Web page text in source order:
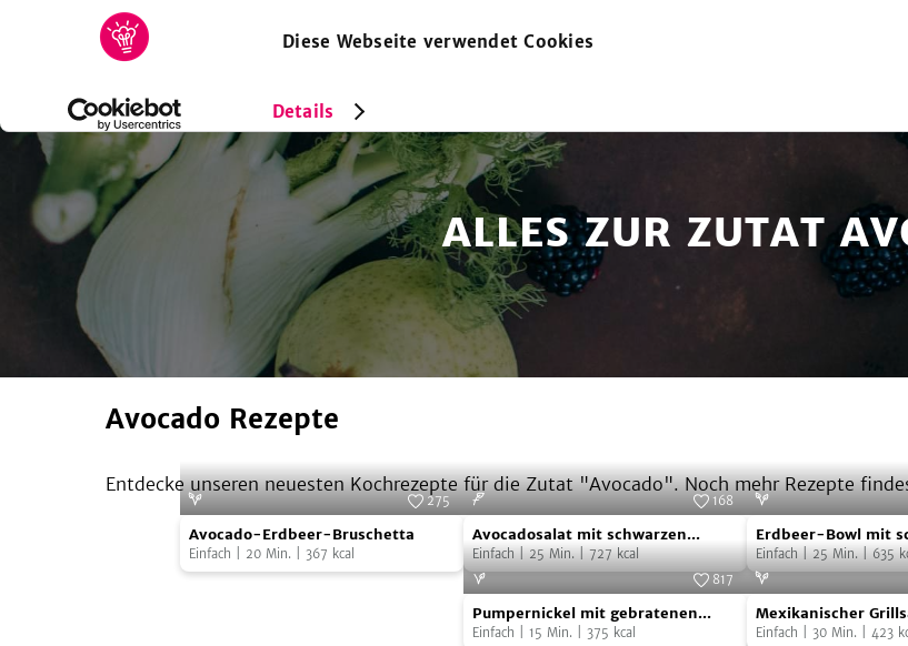
Diese Webseite verwendet Cookies
Details
REZEPTE SAMMLUNGEN MAGAZIN
ALLES ZUR ZUTAT
Avocado Rezepte
Entdecke unseren neuesten Kochrezepte für die Zutat "Avocado". Noch mehr Rezepte
Avocado-
Erdbeer-
Bruschetta
Foto:
275
Avocado-Erdbeer-Bruschetta
Einfach 20 Min. 367 kcal
Avocadosalat
mit
schwarzen
Johannisbeeren
und
168
Avocadosalat mit schwarzen
Johannisbeeren und Lachs
Einfach 25 Min. 727 kcal
Erdbeer-
Bowl
mit
schwarzem
Reis
Erdbeer-Bowl mit
Einfach 25 Min. 635
Pumpernickel
mit
817
Pumpernickel mit gebratenen
Pilzen und Avocado
Einfach 15 Min. 375 kcal
Mexikanischer
Grillsalat
Mexikanischer
Einfach 30 Min. 423